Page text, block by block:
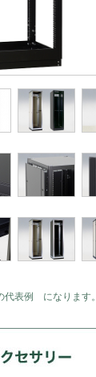
表例 になります。